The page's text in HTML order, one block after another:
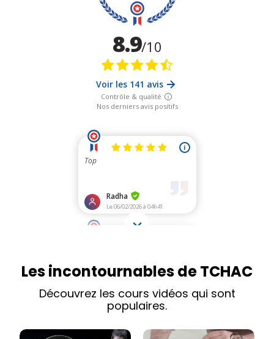
Les incontournables de TCHAC
Découvrez les cours vidéos qui sont
populaires.